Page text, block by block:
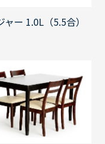
ャー 1.0L（5.5合）